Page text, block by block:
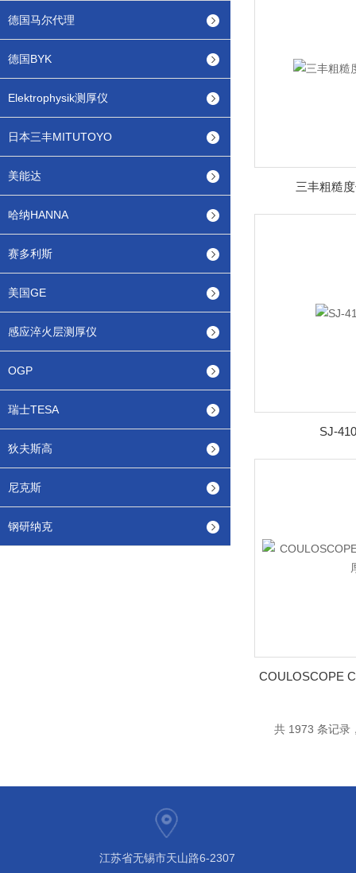
德国马尔代理
德国BYK
Elektrophysik测厚仪
日本三丰MITUTOYO
美能达
哈纳HANNA
赛多利斯
美国GE
感应淬火层测厚仪
OGP
瑞士TESA
狄夫斯高
尼克斯
钢研纳克
三丰粗糙
SJ-
共 1973 条记
江苏省无锡市天山路6-2307